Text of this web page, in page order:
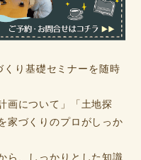
くり基礎セミナーを随時
画について」「土地探
家づくりのプロがしっか
ら、しっかりとした知識